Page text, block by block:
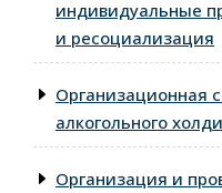
индивидуальные
и ресоциализация
Организационная
алкогольного
Организация и